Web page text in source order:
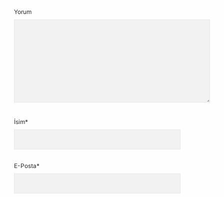
Yorum
İsim*
E-Posta*